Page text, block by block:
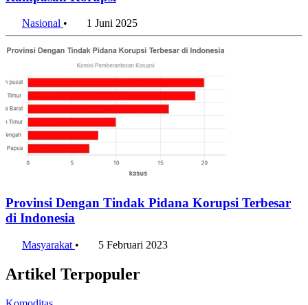
Nasional • 1 Juni 2025
Provinsi Dengan Tindak Pidana Korupsi Terbesar
di Indonesia
Masyarakat • 5 Februari 2023
Artikel Terpopuler